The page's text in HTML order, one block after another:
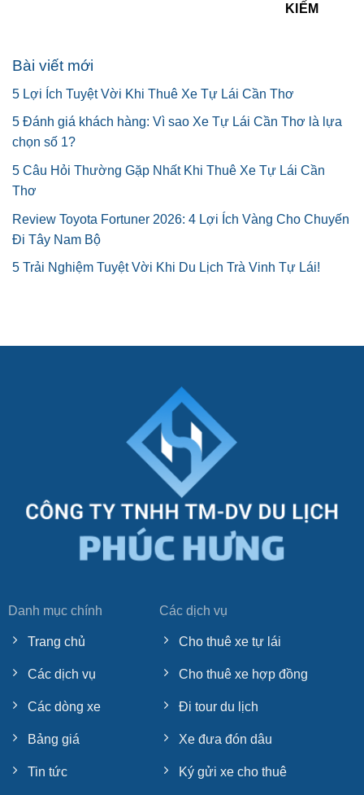
KIẾM
Bài viết mới
5 Lợi Ích Tuyệt Vời Khi Thuê Xe Tự Lái Cần Thơ
5 Đánh giá khách hàng: Vì sao Xe Tự Lái Cần Thơ là lựa
chọn số 1?
5 Câu Hỏi Thường Gặp Nhất Khi Thuê Xe Tự Lái Cần
Thơ
Review Toyota Fortuner 2026: 4 Lợi Ích Vàng Cho Chuyến
Đi Tây Nam Bộ
5 Trải Nghiệm Tuyệt Vời Khi Du Lịch Trà Vinh Tự Lái!
Danh mục chính
Trang chủ
Các dịch vụ
Các dòng xe
Bảng giá
Tin tức
Các dịch vụ
Cho thuê xe tự lái
Cho thuê xe hợp đồng
Đi tour du lịch
Xe đưa đón dâu
Ký gửi xe cho thuê